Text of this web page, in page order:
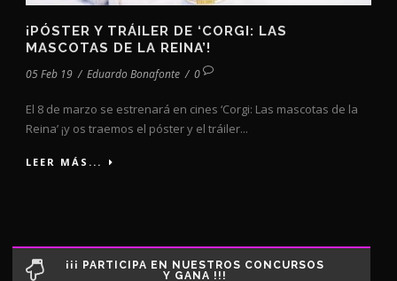
¡PÓSTER Y TRÁILER DE ‘CORGI: LAS
MASCOTAS DE LA REINA’!
05 Feb 19 / Eduardo Bonafonte / 0
El 8 de marzo se estrenará en cines ‘Corgi: Las mascotas de la
Reina’ ¡y os traemos el póster y el tráiler...
LEER MÁS...
¡¡¡ PARTICIPA EN NUESTROS CONCURSOS
Y GANA !!!